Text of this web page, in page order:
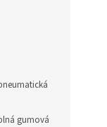
gumová